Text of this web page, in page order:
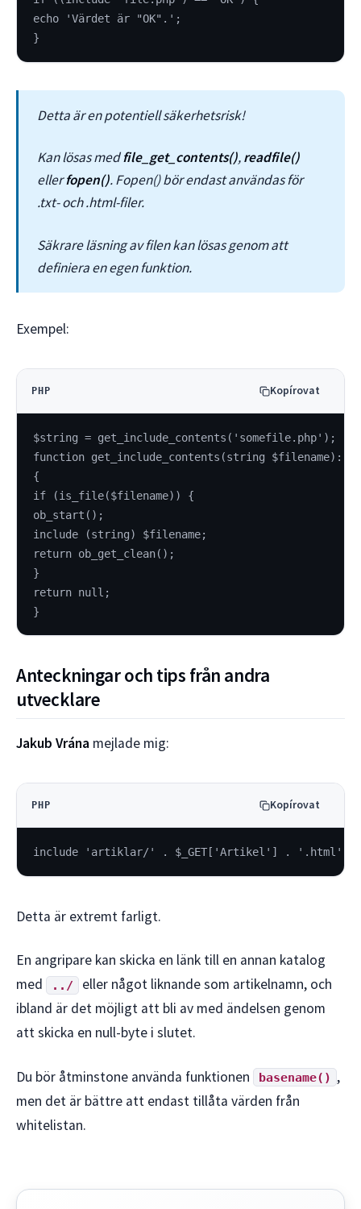
echo 'Värdet är "OK".';
}
Detta är en potentiell säkerhetsrisk!
Kan lösas medfile_get_contents(),readfile()
ellerfopen(). Fopen() bör endast användas för
.txt- och .html-filer.
Säkrare läsning av filen kan lösas genom att
definiera en egen funktion.
Exempel:
PHP Kopírovat
$string = get_include_contents('somefile.php');
function get_include_contents(string $filename):
{
if (is_file($filename)) {
ob_start();
include (string) $filename;
return ob_get_clean();
}
return null;
}
Anteckningar och tips från andra
utvecklare
Jakub Vrána mejlade mig:
PHP Kopírovat
include 'artiklar/' . $_GET['Artikel'] . '.html';
Detta är extremt farligt.
En angripare kan skicka en länk till en annan katalog
med
../
eller något liknande som artikelnamn, och
ibland är det möjligt att bli av med ändelsen genom
att skicka en null-byte i slutet.
Du bör åtminstone använda funktionen basename() ,
men det är bättre att endast tillåta värden från
whitelistan.